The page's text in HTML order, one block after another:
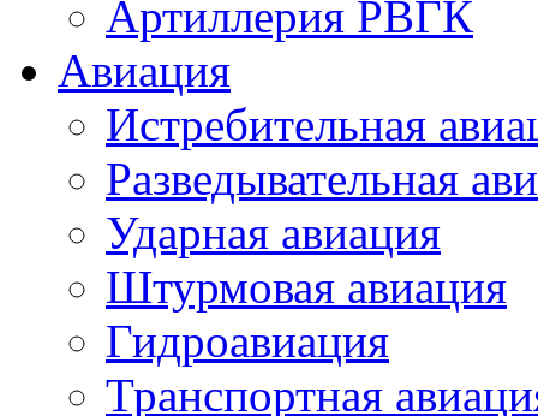
Артиллерия РВГК
Авиация
Истребительная
Разведывательная
Ударная авиация
Штурмовая авиация
Гидроавиация
Транспортная